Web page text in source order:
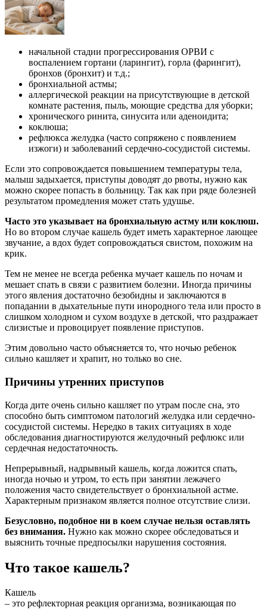
начальной стадии прогрессирования ОРВИ с
воспалением гортани (ларингит), горла (фарингит),
бронхов (бронхит) и т.д.;
бронхиальной астмы;
аллергической реакции на присутствующие в детской
комнате растения, пыль, моющие средства для уборки;
хронического ринита, синусита или аденоидита;
коклюша;
рефлюкса желудка (часто сопряжено с появлением
изжоги) и заболеваний сердечно-сосудистой системы.
Если это сопровождается повышением температуры тела,
малыш задыхается, приступы доводят до рвоты, нужно как
можно скорее попасть в больницу. Так как при ряде болезней
результатом промедления может стать удушье.
Часто это указывает на бронхиальную астму или коклюш.
Но во втором случае кашель будет иметь характерное лающее
звучание, а вдох будет сопровождаться свистом, похожим на
крик.
Тем не менее не всегда ребенка мучает кашель по ночам и
мешает спать в связи с развитием болезни. Иногда причины
этого явления достаточно безобидны и заключаются в
попадании в дыхательные пути инородного тела или просто в
слишком холодном и сухом воздухе в детской, что раздражает
слизистые и провоцирует появление приступов.
Этим довольно часто объясняется то, что ночью ребенок
сильно кашляет и храпит, но только во сне.
Причины утренних приступов
Когда дите очень сильно кашляет по утрам после сна, это
способно быть симптомом патологий желудка или сердечно-
сосудистой системы. Нередко в таких ситуациях в ходе
обследования диагностируются желудочный рефлюкс или
сердечная недостаточность.
Непрерывный, надрывный кашель, когда ложится спать,
иногда ночью и утром, то есть при занятии лежачего
положения часто свидетельствует о бронхиальной астме.
Характерным признаком является полное отсутствие слизи.
Безусловно, подобное ни в коем случае нельзя оставлять
без внимания. Нужно как можно скорее обследоваться и
выяснить точные предпосылки нарушения состояния.
Что такое кашель?
Кашель
– это рефлекторная реакция организма, возникающая по